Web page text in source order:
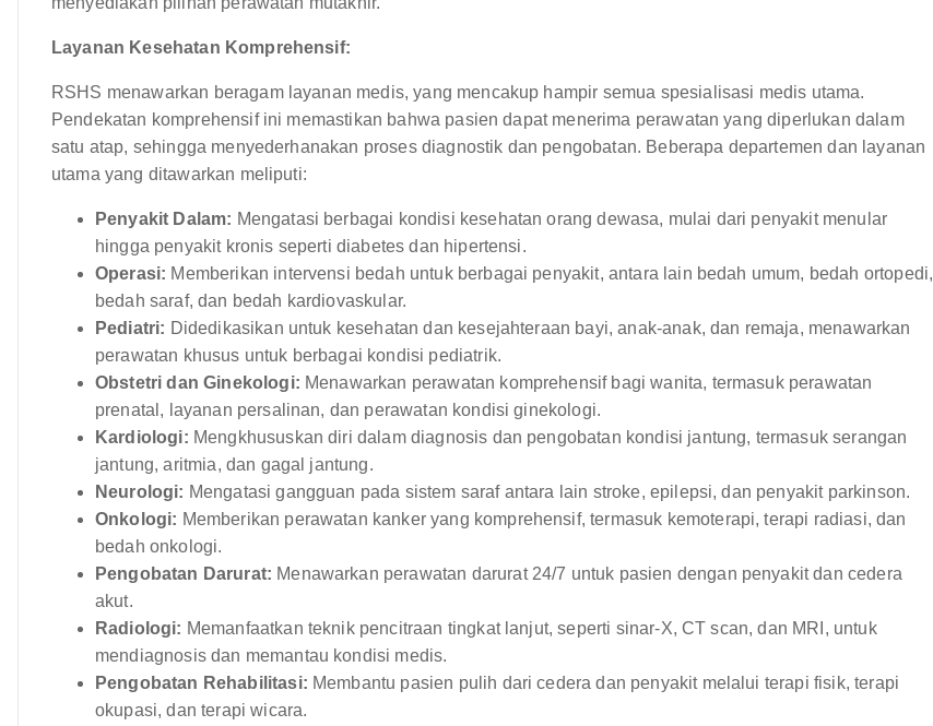
Layanan Kesehatan Komprehensif:
RSHS menawarkan beragam layanan medis, yang mencakup hampir semua spesialisasi medis utama.
Pendekatan komprehensif ini memastikan bahwa pasien dapat menerima perawatan yang diperlukan dalam
satu atap, sehingga menyederhanakan proses diagnostik dan pengobatan. Beberapa departemen dan layanan
utama yang ditawarkan meliputi:
Penyakit Dalam: Mengatasi berbagai kondisi kesehatan orang dewasa, mulai dari penyakit menular
hingga penyakit kronis seperti diabetes dan hipertensi.
Operasi: Memberikan intervensi bedah untuk berbagai penyakit, antara lain bedah umum, bedah ortopedi,
bedah saraf, dan bedah kardiovaskular.
Pediatri: Didedikasikan untuk kesehatan dan kesejahteraan bayi, anak-anak, dan remaja, menawarkan
perawatan khusus untuk berbagai kondisi pediatrik.
Obstetri dan Ginekologi: Menawarkan perawatan komprehensif bagi wanita, termasuk perawatan
prenatal, layanan persalinan, dan perawatan kondisi ginekologi.
Kardiologi: Mengkhususkan diri dalam diagnosis dan pengobatan kondisi jantung, termasuk serangan
jantung, aritmia, dan gagal jantung.
Neurologi: Mengatasi gangguan pada sistem saraf antara lain stroke, epilepsi, dan penyakit parkinson.
Onkologi: Memberikan perawatan kanker yang komprehensif, termasuk kemoterapi, terapi radiasi, dan
bedah onkologi.
Pengobatan Darurat: Menawarkan perawatan darurat 24/7 untuk pasien dengan penyakit dan cedera
akut.
Radiologi: Memanfaatkan teknik pencitraan tingkat lanjut, seperti sinar-X, CT scan, dan MRI, untuk
mendiagnosis dan memantau kondisi medis.
Pengobatan Rehabilitasi: Membantu pasien pulih dari cedera dan penyakit melalui terapi fisik, terapi
okupasi, dan terapi wicara.